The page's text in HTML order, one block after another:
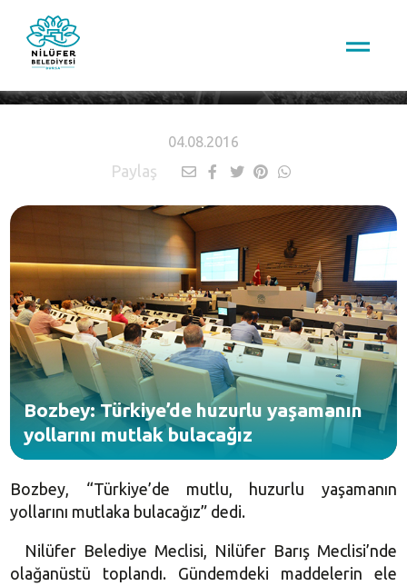
04.08.2016
Paylaş
Bozbey: Türkiye’de huzurlu yaşamanın
yollarını mutlak bulacağız
Bozbey, “Türkiye’de mutlu, huzurlu yaşamanın
yollarını mutlaka bulacağız” dedi.
Nilüfer Belediye Meclisi, Nilüfer Barış Meclisi’nde
olağanüstü toplandı. Gündemdeki maddelerin ele